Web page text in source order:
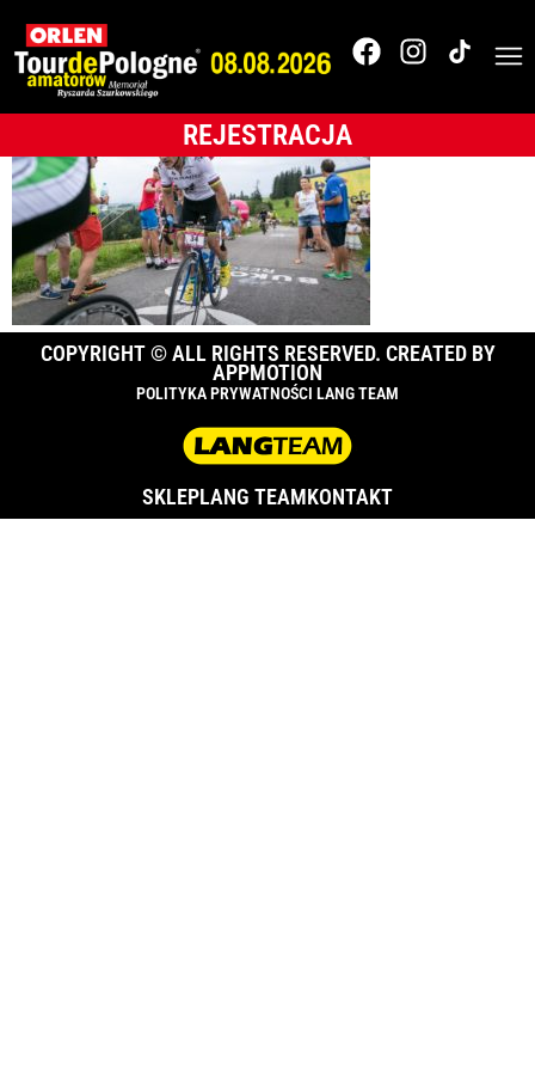
REJESTRACJA
COPYRIGHT © ALL RIGHTS RESERVED. CREATED BY
APPMOTION
POLITYKA PRYWATNOŚCI LANG TEAM
SKLEPLANG TEAMKONTAKT